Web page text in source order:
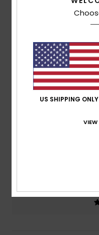
based on3 verified
100% of our
Comfort
US SHIPPING ONLY
VIEW